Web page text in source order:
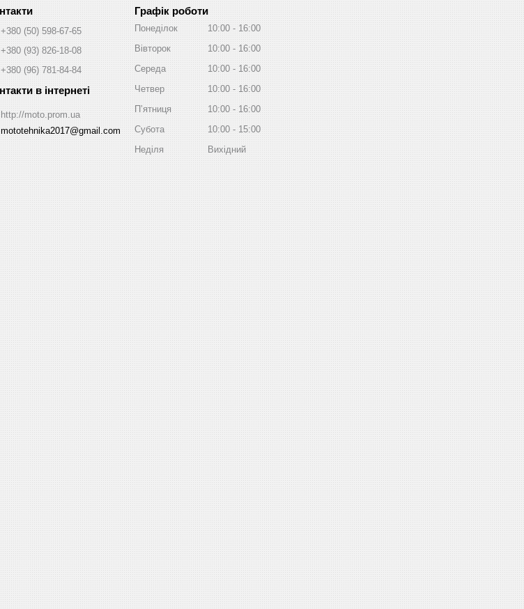
+380 (50) 598-67-65
+380 (93) 826-18-08
+380 (96) 781-84-84
http://moto.prom.ua
mototehnika2017@gmail.com
Графік роботи
Понеділок 10:00
16:00
Вівторок
10:00
16:00
Середа
10:00
16:00
Четвер
10:00
16:00
Пʼятниця
10:00
16:00
Субота
10:00
15:00
Неділя
Вихідний